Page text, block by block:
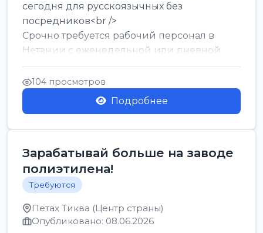
сегодня для русскоязычных без
посредников<br />
Срочно требуется рабочий персонал в
Нетании с еженедельной или дневной
оплатой<br />
Свежие вакансии в Нетании дл...
104 просмотров
Подробнее
Зарабатывай больше на заводе
полиэтилена!
Требуются
Петах Тиква (Центр страны)
Опубликовано: 08.06.2026